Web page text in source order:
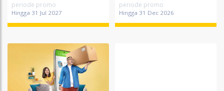
periode promo
Hingga 31 Jul 2027
periode promo
Hingga 31 Dec 2026